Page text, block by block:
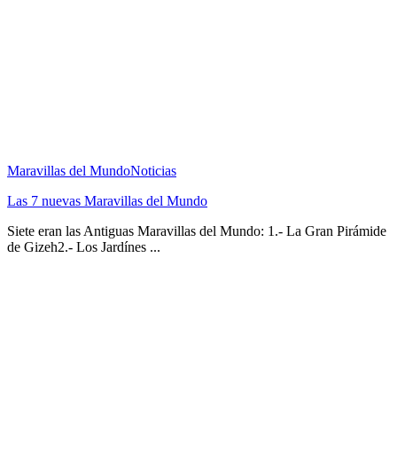
Maravillas del MundoNoticias
Las 7 nuevas Maravillas del Mundo
Siete eran las Antiguas Maravillas del Mundo: 1.- La Gran Pirámide
de Gizeh2.- Los Jardínes ...